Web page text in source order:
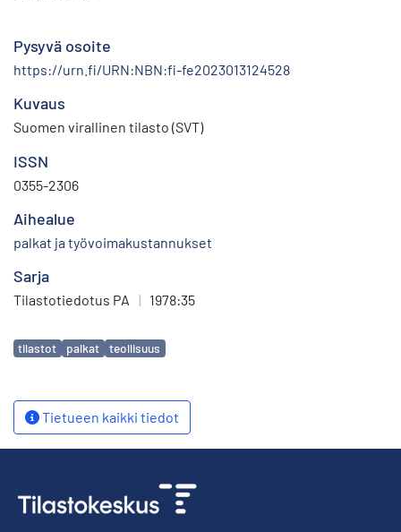
Pysyvä osoite
https://urn.fi/URN:NBN:fi-fe2023013124528
Kuvaus
Suomen virallinen tilasto (SVT)
ISSN
0355-2306
Aihealue
palkat ja työvoimakustannukset
Sarja
Tilastotiedotus PA | 1978:35
Avainsanat
tilastot palkat teollisuus
Tietueen kaikki tiedot